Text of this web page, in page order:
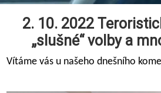
2. 10. 2022
„slušné“ volby a
Vítáme vás u našeho dnešního